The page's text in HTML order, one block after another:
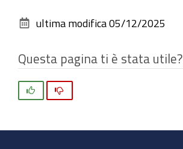
dimensioni
documento
ultima modifica 05/12/2025
Questa pagina ti è stata utile?